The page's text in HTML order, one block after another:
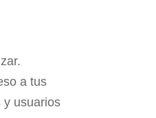
a tus
y usuarios